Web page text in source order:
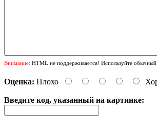
Внимание: HTML не поддерживается! Используйте обычный
Оценка: Плохо
Введите код, указанный на картинке: